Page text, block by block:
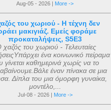
Aug-05 - 2026 | More ->
του χωριού - Η τέχνη δεν
μακιγιάζ. Εμείς φοράμε
προκαταλήψεις, S5E3
χαζός του χωριού - Τελευταίες
ένα κοινωνικό πείραμα
γίνεται καθημερινά χωρίς να το
έναν πίνακα σε μια
Δίπλα του μια όμορφη γυναίκα,
μοντέλο,...
Jul-08 - 2026 | More ->